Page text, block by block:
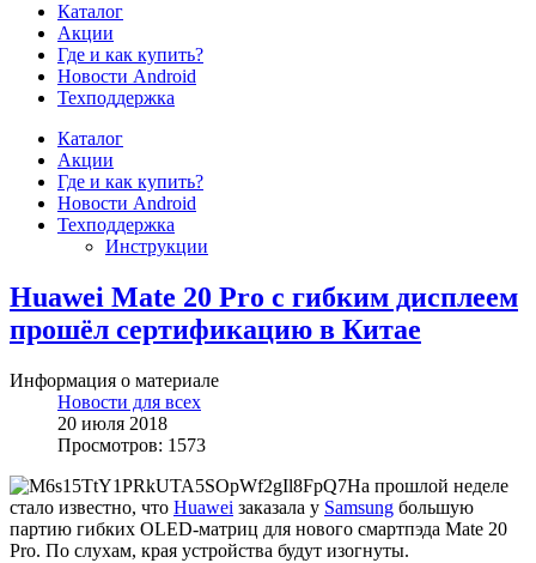
Каталог
Акции
Где и как купить?
Новости Android
Техподдержка
Каталог
Акции
Где и как купить?
Новости Android
Техподдержка
Инструкции
Huawei Mate 20 Pro с гибким дисплеем
прошёл сертификацию в Китае
Информация о материале
Новости для всех
20 июля 2018
Просмотров: 1573
На прошлой неделе
стало известно, что Huawei заказала у Samsung большую
партию гибких OLED-матриц для нового смартпэда Mate 20
Pro. По слухам, края устройства будут изогнуты.